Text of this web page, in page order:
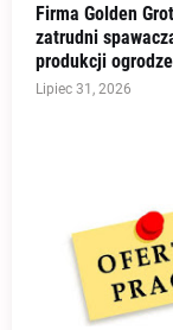
Firma Golden
zatrudni
produkcji
Lipiec 31, 2026